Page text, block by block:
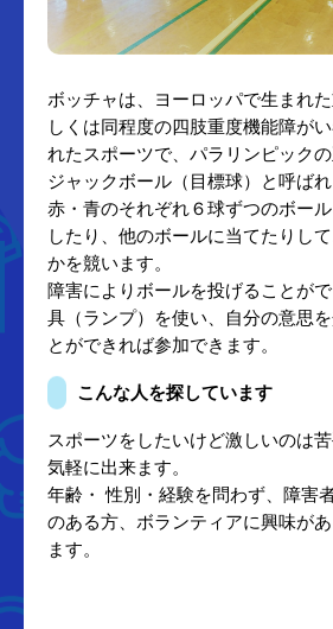
ボッチャは、ヨーロッパで生まれ
しくは同程度の四肢重度機能障が
れたスポーツで、パラリンピックの
ジャックボール（目標球）と呼ばれ
赤・青のそれぞれ６球ずつのボー
したり、他のボールに当てたりし
かを競います。
障害によりボールを投げることが
具（ランプ）を使い、自分の意思
とができれば参加できます。
こんな人を探しています
スポーツをしたいけど激しいのは
気軽に出来ます。
年齢・ 性別・経験を問わず、障害
のある方、ボランティアに興味が
ます。